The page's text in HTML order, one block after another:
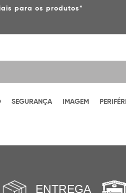
para os produtos*
SEGURANÇA IMAGEM
ENTREGA